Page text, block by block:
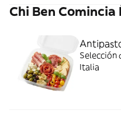
Chi Ben
Selección
Italia